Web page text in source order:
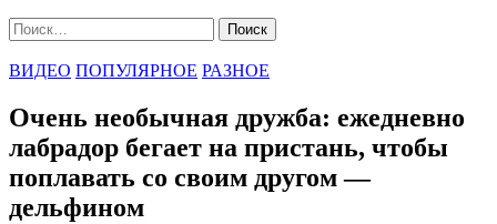
Найти:
ВИДЕО ПОПУЛЯРНОЕ РАЗНОЕ
Очень необычная дружба: ежедневно
лабрадор бегает на пристань, чтобы
поплавать со своим другом —
дельфином